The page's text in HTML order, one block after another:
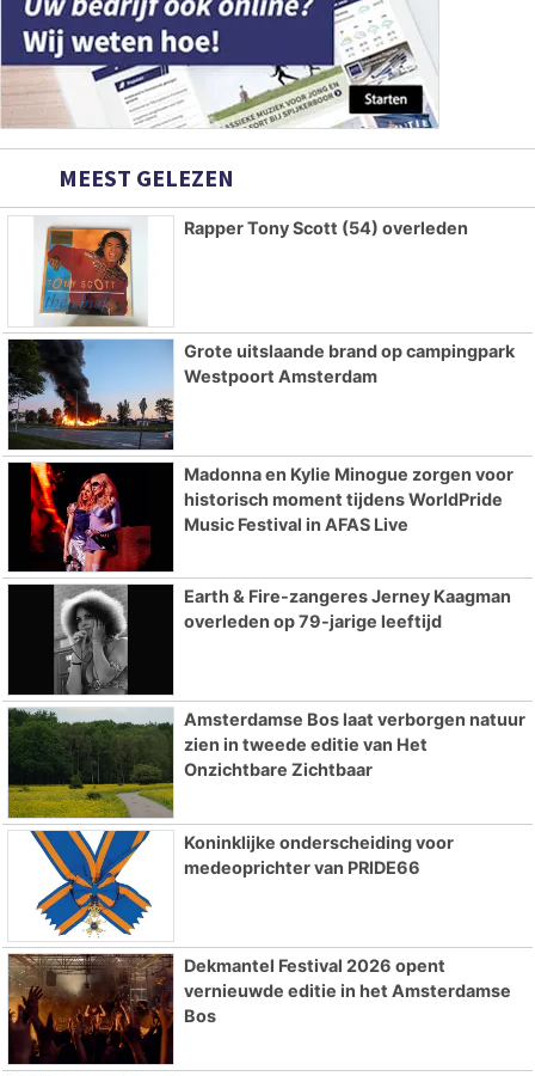
MEEST GELEZEN
Rapper Tony Scott (54) overleden
Grote uitslaande brand op campingpark
Westpoort Amsterdam
Madonna en Kylie Minogue zorgen voor
historisch moment tijdens WorldPride
Music Festival in AFAS Live
Earth & Fire-zangeres Jerney Kaagman
overleden op 79-jarige leeftijd
Amsterdamse Bos laat verborgen natuur
zien in tweede editie van Het
Onzichtbare Zichtbaar
Koninklijke onderscheiding voor
medeoprichter van PRIDE66
Dekmantel Festival 2026 opent
vernieuwde editie in het Amsterdamse
Bos